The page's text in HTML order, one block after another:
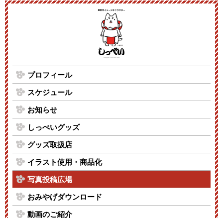
プロフィール
スケジュール
お知らせ
しっぺいグッズ
グッズ取扱店
イラスト使用・商品化
写真投稿広場
おみやげダウンロード
動画のご紹介